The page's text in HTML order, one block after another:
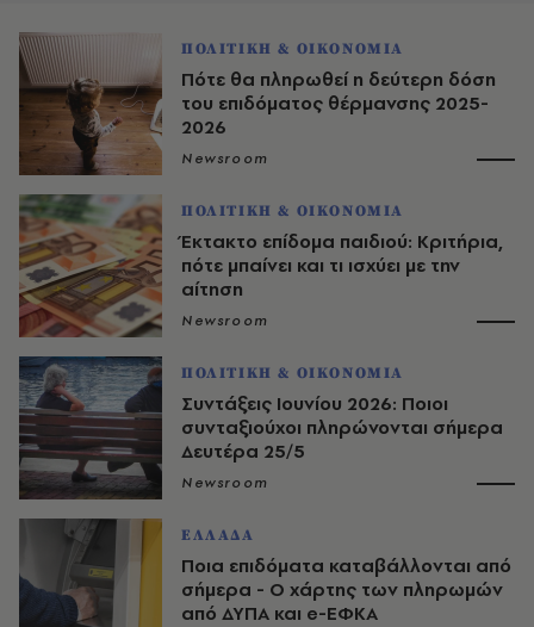
ΠΟΛΙΤΙΚΗ & ΟΙΚΟΝΟΜΙΑ
Πότε θα πληρωθεί η δεύτερη δόση
του επιδόματος θέρμανσης 2025-
2026
Newsroom
ΠΟΛΙΤΙΚΗ & ΟΙΚΟΝΟΜΙΑ
Έκτακτο επίδομα παιδιού: Κριτήρια,
πότε μπαίνει και τι ισχύει με την
αίτηση
Newsroom
ΠΟΛΙΤΙΚΗ & ΟΙΚΟΝΟΜΙΑ
Συντάξεις Ιουνίου 2026: Ποιοι
συνταξιούχοι πληρώνονται σήμερα
Δευτέρα 25/5
Newsroom
ΕΛΛΑΔΑ
Ποια επιδόματα καταβάλλονται από
σήμερα - Ο χάρτης των πληρωμών
από ΔΥΠΑ και e-ΕΦΚΑ